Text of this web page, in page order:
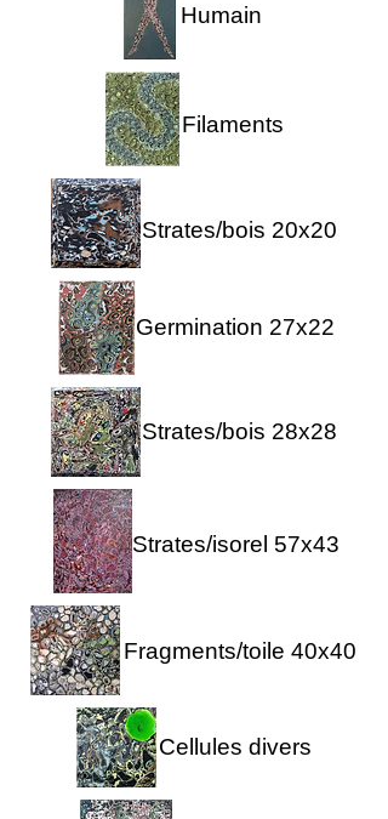
Humain
Filaments
Strates/bois 20x20
Germination 27x22
Strates/bois 28x28
Strates/isorel 57x43
Fragments/toile 40x40
Cellules divers